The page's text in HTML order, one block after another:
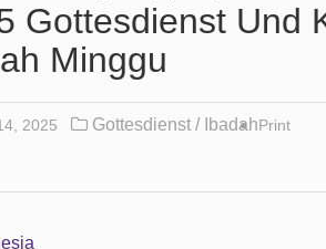
Gottesdienst Und
Minggu
2025 Gottesdienst / IbadahPrint